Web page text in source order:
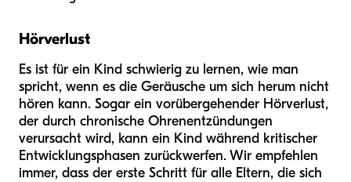
Hörverlust
Es ist für ein Kind schwierig zu lernen, wie man
spricht, wenn es die Geräusche um sich herum nicht
hören kann. Sogar ein vorübergehender Hörverlust,
der durch chronische Ohrenentzündungen
verursacht wird, kann ein Kind während kritischer
Entwicklungsphasen zurückwerfen. Wir empfehlen
immer, dass der erste Schritt für alle Eltern, die sich